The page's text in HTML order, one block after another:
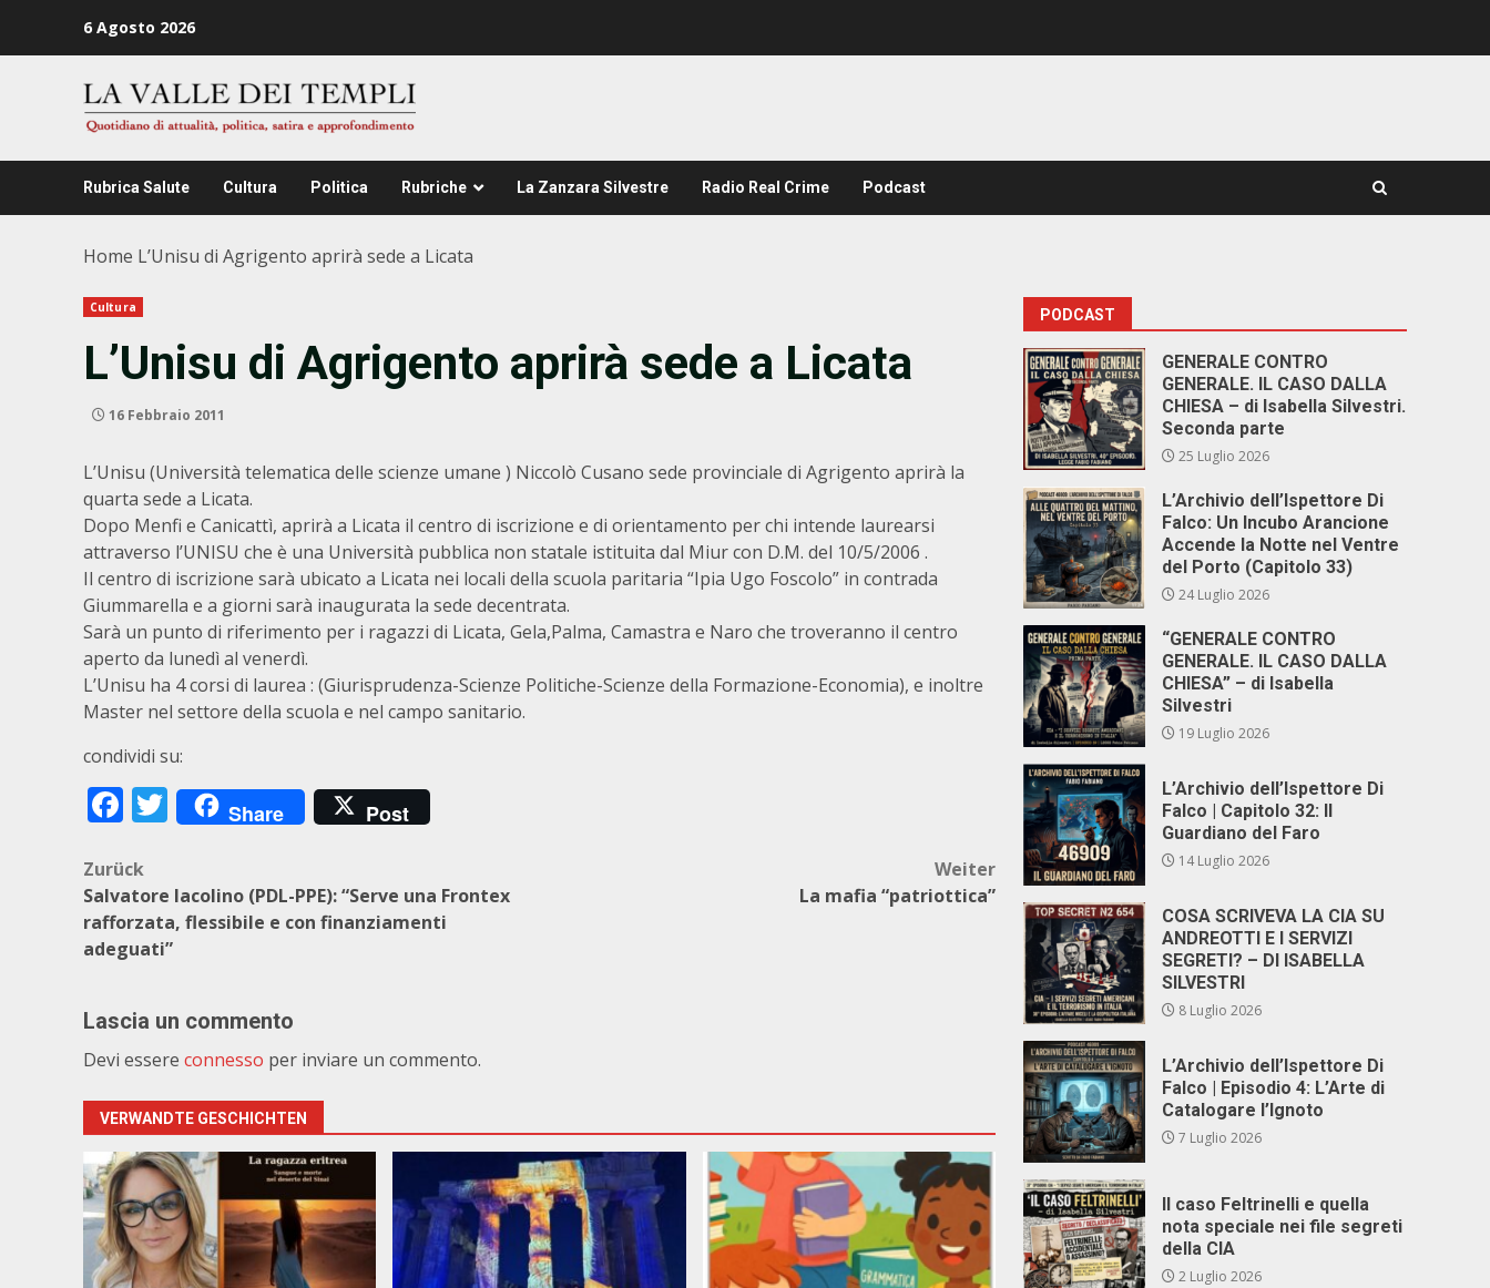
6 Agosto 2026
Rubrica Salute Cultura Politica Rubriche La Zanzara Silvestre Radio Real Crime Podcast
Home L’Unisu di Agrigento aprirà sede a Licata
Cultura
L’Unisu di Agrigento aprirà sede a Licata
16 Febbraio 2011
L’Unisu (Università telematica delle scienze umane ) Niccolò Cusano sede provinciale di Agrigento aprirà la
quarta sede a Licata.
Dopo Menfi e Canicattì, aprirà a Licata il centro di iscrizione e di orientamento per chi intende laurearsi
attraverso l’UNISU che è una Università pubblica non statale istituita dal Miur con D.M. del 10/5/2006 .
Il centro di iscrizione sarà ubicato a Licata nei locali della scuola paritaria “Ipia Ugo Foscolo” in contrada
Giummarella e a giorni sarà inaugurata la sede decentrata.
Sarà un punto di riferimento per i ragazzi di Licata, Gela,Palma, Camastra e Naro che troveranno il centro
aperto da lunedì al venerdì.
L’Unisu ha 4 corsi di laurea : (Giurisprudenza-Scienze Politiche-Scienze della Formazione-Economia), e inoltre
Master nel settore della scuola e nel campo sanitario.
condividi su:
Facebook
Twitter
Share Post
Beitragsnavigation
Zurück
Salvatore Iacolino (PDL-PPE): “Serve una Frontex
rafforzata, flessibile e con finanziamenti
adeguati”
Weiter
La mafia “patriottica”
Lascia un commento
Devi essere connesso per inviare un commento.
VERWANDTE GESCHICHTEN
PODCAST
GENERALE CONTRO
GENERALE. IL CASO DALLA
CHIESA – di Isabella Silvestri.
Seconda parte
25 Luglio 2026
L’Archivio dell’Ispettore Di
Falco: Un Incubo Arancione
Accende la Notte nel Ventre
del Porto (Capitolo 33)
24 Luglio 2026
“GENERALE CONTRO
GENERALE. IL CASO DALLA
CHIESA” – di Isabella
Silvestri
19 Luglio 2026
L’Archivio dell’Ispettore Di
Falco | Capitolo 32: Il
Guardiano del Faro
14 Luglio 2026
COSA SCRIVEVA LA CIA SU
ANDREOTTI E I SERVIZI
SEGRETI? – DI ISABELLA
SILVESTRI
8 Luglio 2026
L’Archivio dell’Ispettore Di
Falco | Episodio 4: L’Arte di
Catalogare l’Ignoto
7 Luglio 2026
Il caso Feltrinelli e quella
nota speciale nei file segreti
della CIA
2 Luglio 2026